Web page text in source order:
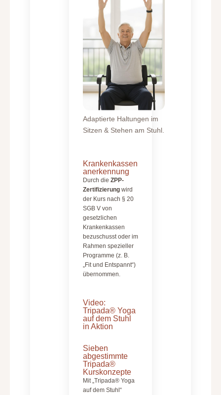
Adaptierte Haltungen im
Sitzen & Stehen am Stuhl.
Krankenkassen
anerkennung
Durch die ZPP-
Zertifizierungwird
der Kurs nach § 20
SGB V von
gesetzlichen
Krankenkassen
bezuschusst oder im
Rahmen spezieller
Programme (z. B.
„Fit und Entspannt“)
übernommen.
Video:
Tripada® Yoga
auf dem Stuhl
in Aktion
Sieben
abgestimmte
Tripada®
Kurskonzepte
Mit „Tripada® Yoga
auf dem Stuhl“